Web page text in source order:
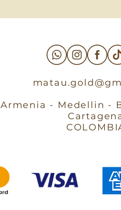
Armenia - Medellin -